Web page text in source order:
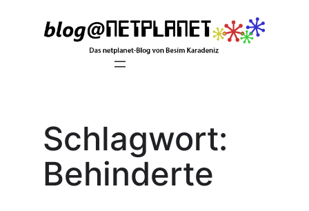
Schlagwort:
Behinderte